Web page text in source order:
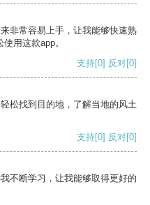
非常容易上手，让我能够快速熟
用这款app。
支持[0] 反对[0]
松找到目的地，了解当地的风土
支持[0] 反对[0]
不断学习，让我能够取得更好的